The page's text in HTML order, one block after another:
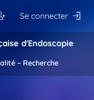
Se connecter
d'Endoscopie
– Recherche